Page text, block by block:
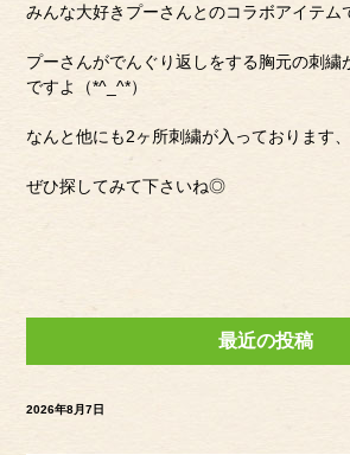
みんな大好きプーさんとのコラボアイテ
プーさんがでんぐり返しをする胸元の刺繍
ですよ（*^_^*）
なんと他にも2ヶ所刺繍が入っております
ぜひ探してみて下さいね◎
最近の投稿
2026年8月7日